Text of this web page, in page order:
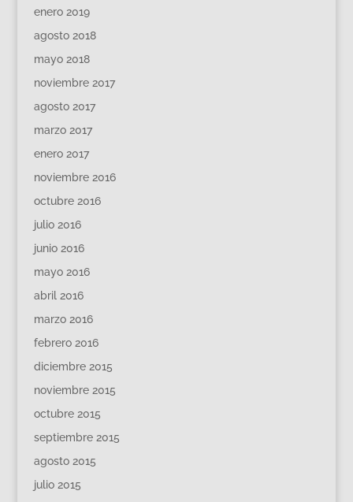
enero 2019
agosto 2018
mayo 2018
noviembre 2017
agosto 2017
marzo 2017
enero 2017
noviembre 2016
octubre 2016
julio 2016
junio 2016
mayo 2016
abril 2016
marzo 2016
febrero 2016
diciembre 2015
noviembre 2015
octubre 2015
septiembre 2015
agosto 2015
julio 2015